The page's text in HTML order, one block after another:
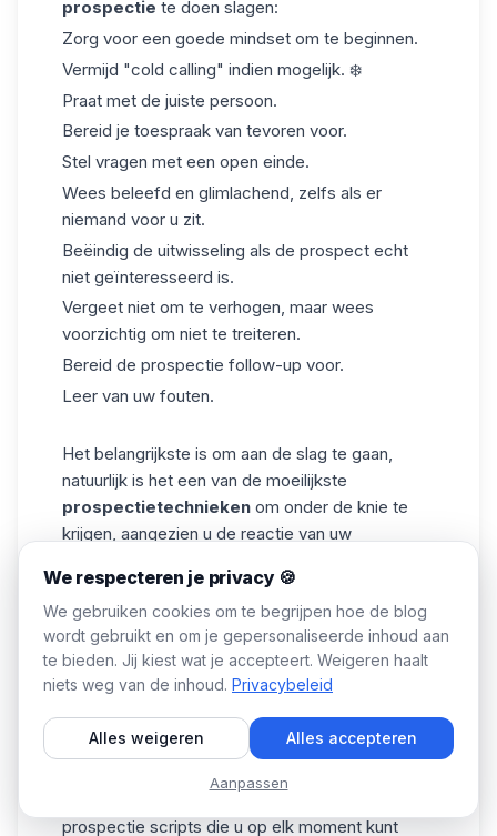
prospectie te doen slagen:
Zorg voor een goede mindset om te beginnen.
Vermijd "cold calling" indien mogelijk. ❄️
Praat met de juiste persoon.
Bereid je toespraak van tevoren voor.
Stel vragen met een open einde.
Wees beleefd en glimlachend, zelfs als er
niemand voor u zit.
Beëindig de uitwisseling als de prospect echt
niet geïnteresseerd is.
Vergeet niet om te verhogen, maar wees
voorzichtig om niet te treiteren.
Bereid de prospectie follow-up voor.
Leer van uw fouten.
Het belangrijkste is om aan de slag te gaan,
natuurlijk is het een van de moeilijkste
prospectietechnieken om onder de knie te
krijgen, aangezien u de reactie van uw
niet kunt laten zien, zodat ze het direct kunnen
testen.
Dus heb moed, wij geloven in u! en bovenal,
vertrouw op onze marketingtoolsdie
ontworpen zijn voor automatische en
gepersonaliseerde prospectie. 💯
Telefonische prospectie voorbeeld
prospectie scripts die u op elk moment kunt
We respecteren je privacy 🍪
We gebruiken cookies om te begrijpen hoe de blog
wordt gebruikt en om je gepersonaliseerde inhoud aan
te bieden. Jij kiest wat je accepteert. Weigeren haalt
niets weg van de inhoud. Privacybeleid
Alles weigeren Alles accepteren
Aanpassen